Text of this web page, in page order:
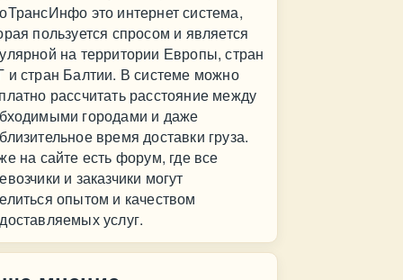
это интернет система,
пользуется спросом и является
на территории Европы, стран
и стран Балтии. В системе можно
рассчитать расстояние между
городами и даже
время доставки груза.
на сайте есть форум, где все
и заказчики могут
опытом и качеством
услуг.